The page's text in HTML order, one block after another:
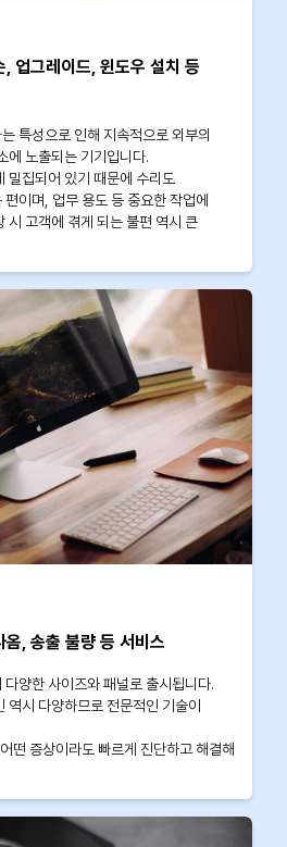
업그레이드, 윈도우 설치 등
특성으로 인해 지속적으로 외부의
에 노출되는 기기입니다.
밀집되어 있기 때문에 수리도
이며, 업무 용도 등 중요한 작업에
시 고객에 겪게 되는 불편 역시 큰
, 송출 불량 등 서비스
양한 사이즈와 패널로 출시됩니다.
역시 다양하므로 전문적인 기술이
떤 증상이라도 빠르게 진단하고 해결해